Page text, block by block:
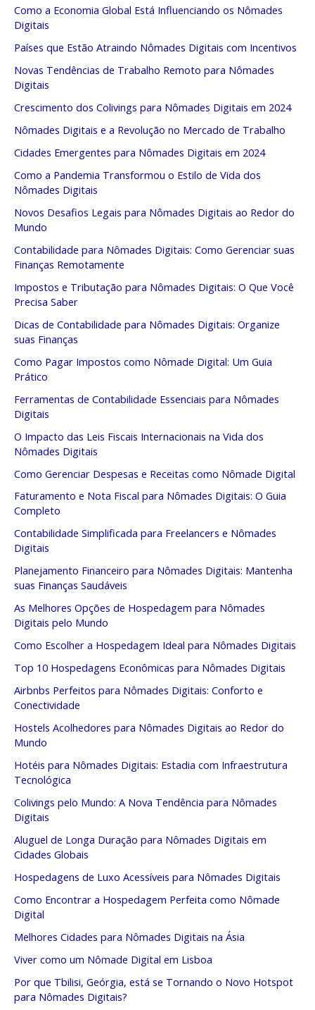
Como a Economia Global Está Influenciando os Nômades
Digitais
Países que Estão Atraindo Nômades Digitais com Incentivos
Novas Tendências de Trabalho Remoto para Nômades
Digitais
Crescimento dos Colivings para Nômades Digitais em 2024
Nômades Digitais e a Revolução no Mercado de Trabalho
Cidades Emergentes para Nômades Digitais em 2024
Como a Pandemia Transformou o Estilo de Vida dos
Nômades Digitais
Novos Desafios Legais para Nômades Digitais ao Redor do
Mundo
Contabilidade para Nômades Digitais: Como Gerenciar suas
Finanças Remotamente
Impostos e Tributação para Nômades Digitais: O Que Você
Precisa Saber
Dicas de Contabilidade para Nômades Digitais: Organize
suas Finanças
Como Pagar Impostos como Nômade Digital: Um Guia
Prático
Ferramentas de Contabilidade Essenciais para Nômades
Digitais
O Impacto das Leis Fiscais Internacionais na Vida dos
Nômades Digitais
Como Gerenciar Despesas e Receitas como Nômade Digital
Faturamento e Nota Fiscal para Nômades Digitais: O Guia
Completo
Contabilidade Simplificada para Freelancers e Nômades
Digitais
Planejamento Financeiro para Nômades Digitais: Mantenha
suas Finanças Saudáveis
As Melhores Opções de Hospedagem para Nômades
Digitais pelo Mundo
Como Escolher a Hospedagem Ideal para Nômades Digitais
Top 10 Hospedagens Econômicas para Nômades Digitais
Airbnbs Perfeitos para Nômades Digitais: Conforto e
Conectividade
Hostels Acolhedores para Nômades Digitais ao Redor do
Mundo
Hotéis para Nômades Digitais: Estadia com Infraestrutura
Tecnológica
Colivings pelo Mundo: A Nova Tendência para Nômades
Digitais
Aluguel de Longa Duração para Nômades Digitais em
Cidades Globais
Hospedagens de Luxo Acessíveis para Nômades Digitais
Como Encontrar a Hospedagem Perfeita como Nômade
Digital
Melhores Cidades para Nômades Digitais na Ásia
Viver como um Nômade Digital em Lisboa
Por que Tbilisi, Geórgia, está se Tornando o Novo Hotspot
para Nômades Digitais?